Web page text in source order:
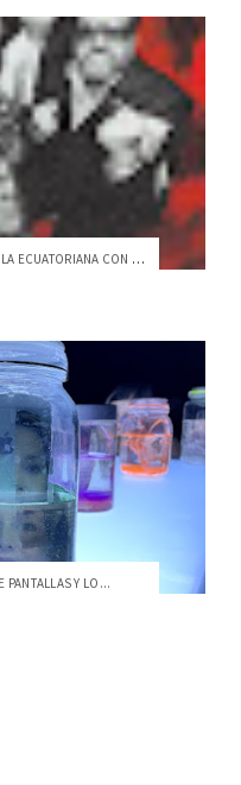
LOS WÁNABIS; UNA NUEVA PELÍCULA ECUATORIANA CON SELLO USFQ
PANTALLAS Y LO...